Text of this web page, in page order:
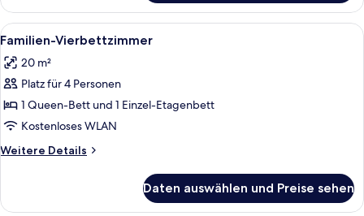
Doppel-
oder
-
Alle
Fotos
für
Familien-
Vierbettzimmer
anzeigen
Familien-Vierbettzimmer |
6
Familien-Vierbettzimmer
20 m²
Platz für 4 Personen
1 Queen-Bett und 1 Einzel-Etagenbett
Kostenloses WLAN
Weitere Details
Weitere
Vierbettzimmer
Daten auswählen und Preise sehen